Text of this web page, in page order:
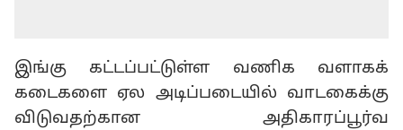
இங்கு கட்டப்பட்டுள்ள வணிக வளாகக்
கடைகளை ஏல அடிப்படையில் வாடகைக்கு
விடுவதற்கான அதிகாரப்பூர்வ